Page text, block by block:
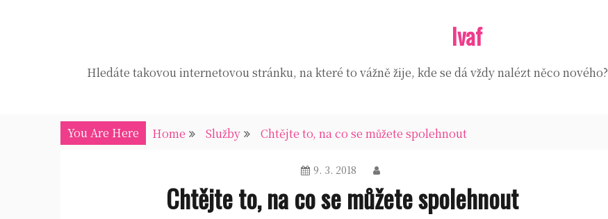
Ivaf
Hledáte takovou internetovou stránku, na které to vážně žije, kde se dá vždy nalézt něco
You Are Here Home Služby Chtějte to, na co se můžete spolehnout
9. 3. 2018
Chtějte to, na co se můžete spolehnout